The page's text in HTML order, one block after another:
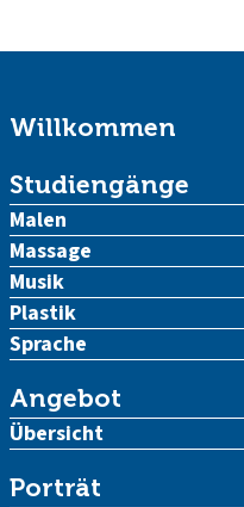
Willkommen
Studiengänge
Malen
Massage
Musik
Plastik
Sprache
Angebot
Übersicht
Porträt